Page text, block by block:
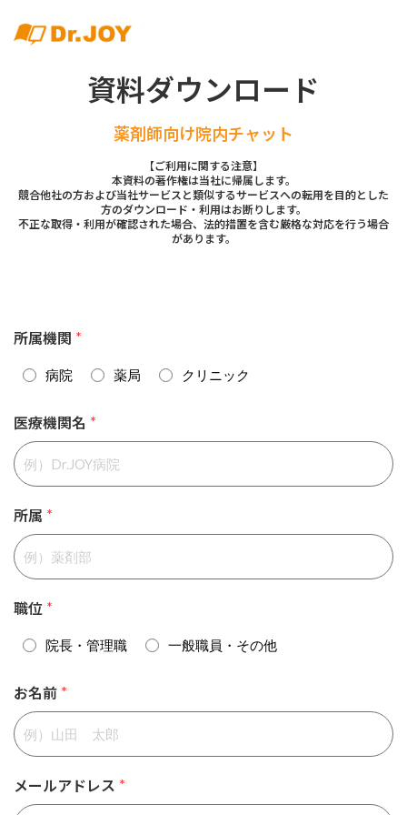
資料ダウンロード
薬剤師向け院内チャット
【ご利用に関する注意】
本資料の著作権は当社に帰属します。
競合他社の方および当社サービスと類似するサービスへの転用を目的とした
方のダウンロード・利用はお断りします。
不正な取得・利用が確認された場合、法的措置を含む厳格な対応を行う場合
があります。
所属機関 *
病院 薬局 クリニック
医療機関名 *
所属 *
職位 *
院長・管理職 一般職員・その他
お名前 *
メールアドレス *